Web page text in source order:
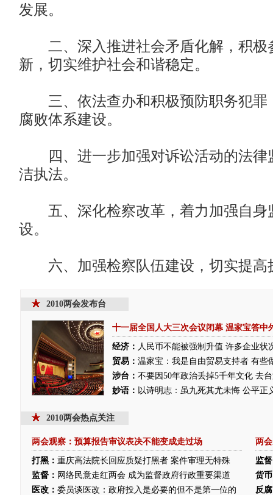
发展。
二、深入推进社会矛盾化解，积极
新，切实维护社会和谐稳定。
三、依法查办和积极预防职务犯罪
腐败体系建设。
四、进一步加强对诉讼活动的法律
洁执法。
五、深化检察改革，着力加强自身
设。
六、加强检察队伍建设，切实提高
2010两会发布台
十一届全国人大三次会议闭幕 温家宝答中
经济： 人民币不能被强制升值 许多企业状
贸易： 温家宝：我是自由贸易支持者 有些
涉台： 不要因50年政治丢掉5千年文化 去
妙语： 以诗明志：虽九死其尤未悔 公平正
2010两会热点关注
两会观察：预算报告审议表决不能变成走过场
打黑： 重庆高法院长回应质疑打黑者 案件审理无特殊
监督： 网络民意走红两会 成为监督政府行政重要渠道
医改： 委员谈医改：政府投入是必要的但不是第一位的
两
监
货
反